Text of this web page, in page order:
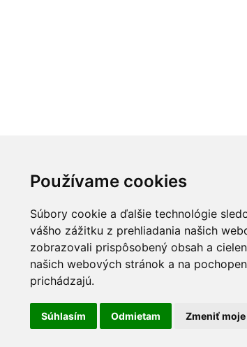
Používame cookies
Súbory cookie a ďalšie technológie
vášho zážitku z prehliadania našich
zobrazovali prispôsobený obsah a
našich webových stránok a na
prichádzajú.
Súhlasím Odmietam Zmeniť